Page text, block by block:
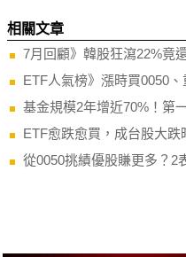
7月回顧》韓股狂瀉22%竟
ETF人氣榜》漲時買0050
基金規模2年增近70%！第
ETF愈跌愈買，成台股大跌
從0050挑績優股賺更多？2